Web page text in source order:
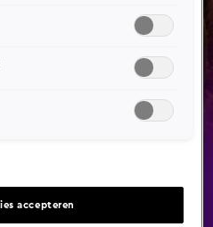
singles ruim de tijd krijgen
door minimaal 24 uur of
door te brengen.
accepteren